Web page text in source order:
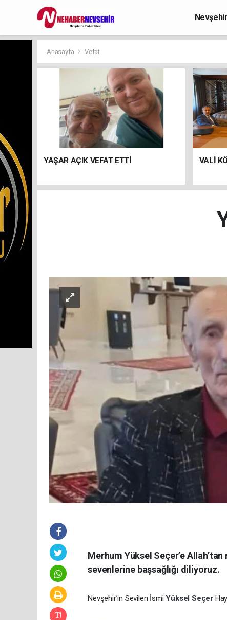
Nevşehir
Anasayfa Vefat
YAŞAR AÇIK VEFAT ETTİ VALİ
Merhum Yüksel Seçer’e
sevenlerine başsağlığı diliyoruz.
Nevşehir’in Sevilen İsmiYüksel Seçer